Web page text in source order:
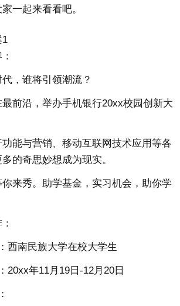
一起来看看吧。
1
，谁将引领潮流？
前沿，举办手机银行20xx校园创新大
能与营销、移动互联网技术应用等各
的奇思妙想成为现实。
来秀。助学基金，实习机会，助你学
西南民族大学在校大学生
20xx年11月19日-12月20日